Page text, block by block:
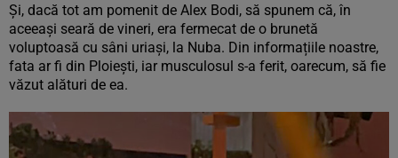
Și, dacă tot am pomenit de Alex Bodi, să spunem că, în
aceeași seară de vineri, era fermecat de o brunetă
voluptoasă cu sâni uriași, la Nuba. Din informațiile noastre,
fata ar fi din Ploiești, iar musculosul s-a ferit, oarecum, să fie
văzut alături de ea.